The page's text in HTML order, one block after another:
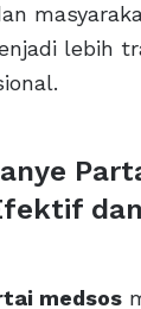
lebih
dan
medsos